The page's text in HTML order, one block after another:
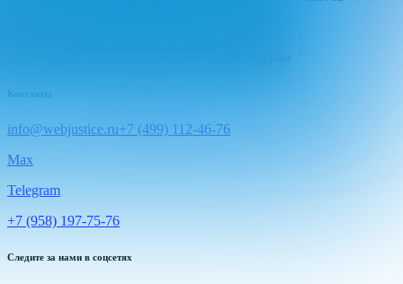
Контакты
info@webjustice.ru+7 (499) 112-46-76
Max
Telegram
+7 (958) 197-75-76
Следите за нами в соцсетях